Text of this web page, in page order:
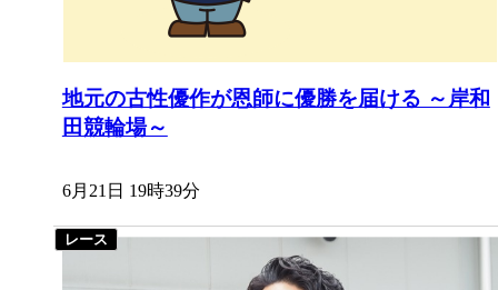
地元の古性優作が恩師に優勝を届ける ～岸和
田競輪場～
6月21日 19時39分